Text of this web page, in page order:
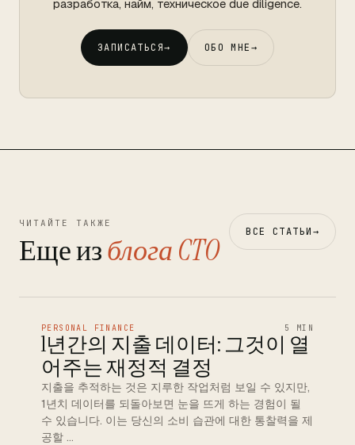
разработка, найм, техническое due diligence.
ЗАПИСАТЬСЯ→ ОБО МНЕ→
ЧИТАЙТЕ ТАКЖЕ
Еще изблога CTO ВСЕ СТАТЬИ→
PERSONAL FINANCE 5 MIN
1년간의 지출 데이터: 그것이 열
어주는 재정적 결정
지출을 추적하는 것은 지루한 작업처럼 보일 수 있지만,
1년치 데이터를 되돌아보면 눈을 뜨게 하는 경험이 될
수 있습니다. 이는 당신의 소비 습관에 대한 통찰력을 제
공할 …